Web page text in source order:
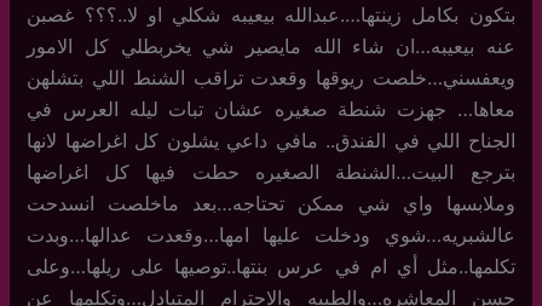
بتكون بكامل زينتها….عبدالله بيعيبه شكلي او لا..؟؟؟ غصبن
عنه بيعيبه…ان شاء الله مايصير شي يخربطلي كل الامور
ويعفسني…خلصت ريوقها وقعدت تراقب الشنط اللي بتشلهن
معاها… جهزت شنطة صغيره عشان تبات ليله العرس في
الجناح اللي في الفندق.. مافي داعي يشلون كل اغراضها لانها
بترجع البيت…الشنطة الصغيره حطت فيها كل اغراضها
وملابسها واي شي ممكن تحتاجه…بعد ماخلصت انسدحت
عالشبريه…شوي ودخلت عليها امها…وقعدت عدالها…وبدت
تكلمها..مثل أي ام في عرس بنتها..توصيها على ريلها…وعلى
حسن المعاشره…والطيبه والاحترام المتبادل…وتكلمها عن